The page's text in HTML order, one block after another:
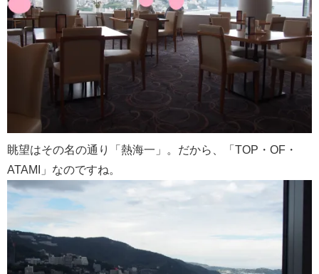
眺望はその名の通り「熱海一」。だから、「TOP・OF・
ATAMI」なのですね。